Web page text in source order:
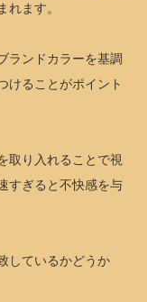
ます。
ランドカラーを基調
けることがポイント
取り入れることで視
すぎると不快感を与
しているかどうか